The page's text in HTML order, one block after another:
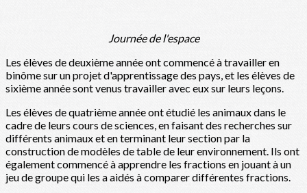
Journée de l'espace
Les élèves de deuxième année ont commencé à travailler en
binôme sur un projet d'apprentissage des pays, et les élèves de
sixième année sont venus travailler avec eux sur leurs leçons.
Les élèves de quatrième année ont étudié les animaux dans le
cadre de leurs cours de sciences, en faisant des recherches sur
différents animaux et en terminant leur section par la
construction de modèles de table de leur environnement. Ils ont
également commencé à apprendre les fractions en jouant à un
jeu de groupe qui les a aidés à comparer différentes fractions.